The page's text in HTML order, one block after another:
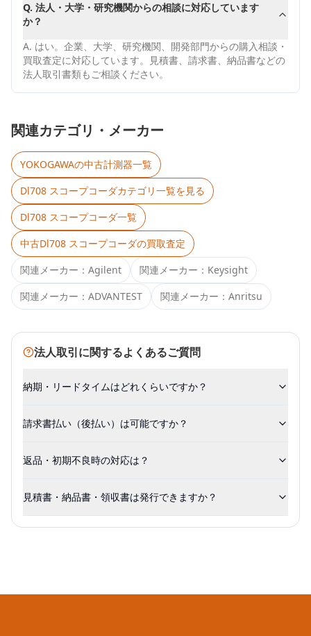
Q. 法人・大学・研究機関からの相談に対応しています
か？
A. はい。企業、大学、研究機関、開発部門からの購入相談・
買取査定に対応しています。見積書、請求書、納品書などの
法人取引書類もご相談ください。
関連カテゴリ・メーカー
YOKOGAWAの中古計測器一覧
Dl708 スコープコーダカテゴリ一覧を見る
Dl708 スコープコーダ一覧
中古Dl708 スコープコーダの買取査定
関連メーカー： Agilent 関連メーカー： Keysight
関連メーカー： ADVANTEST 関連メーカー： Anritsu
法人取引に関するよくあるご質問
納期・リードタイムはどれくらいですか？
請求書払い（後払い）は可能ですか？
返品・初期不良時の対応は？
見積書・納品書・領収書は発行できますか？